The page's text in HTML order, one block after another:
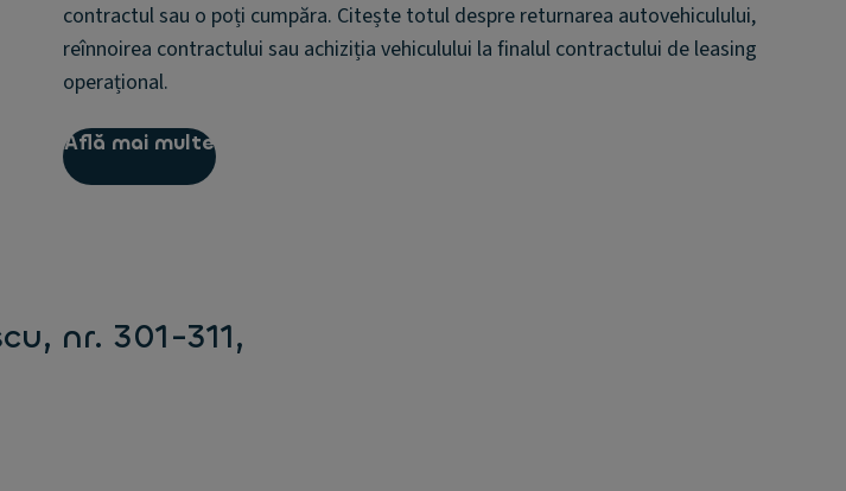
contractul sau o poți cumpăra. Citește totul despre returnarea autovehiculului,
reînnoirea contractului sau achiziția vehiculului la finalul contractului de leasing
operațional.
Află mai multe
nr. 301-311,